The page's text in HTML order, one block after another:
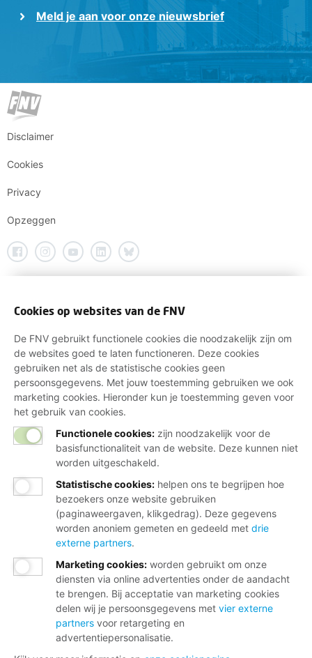
Meld je aan voor onze nieuwsbrief
Disclaimer
Cookies
Privacy
Opzeggen
Cookies op websites van de FNV
De FNV gebruikt functionele cookies die noodzakelijk zijn om
de websites goed te laten functioneren. Deze cookies
gebruiken net als de statistische cookies geen
persoonsgegevens. Met jouw toestemming gebruiken we ook
marketing cookies. Hieronder kun je toestemming geven voor
het gebruik van cookies.
Functionele cookies: zijn noodzakelijk voor de
basisfunctionaliteit van de website. Deze kunnen niet
worden uitgeschakeld.
Statistische cookies: helpen ons te begrijpen hoe
bezoekers onze website gebruiken
(paginaweergaven, klikgedrag). Deze gegevens
worden anoniem gemeten en gedeeld met drie
externe partners.
Marketing cookies: worden gebruikt om onze
diensten via online advertenties onder de aandacht
te brengen. Bij acceptatie van marketing cookies
delen wij je persoonsgegevens met vier externe
partners voor retargeting en
advertentiepersonalisatie.